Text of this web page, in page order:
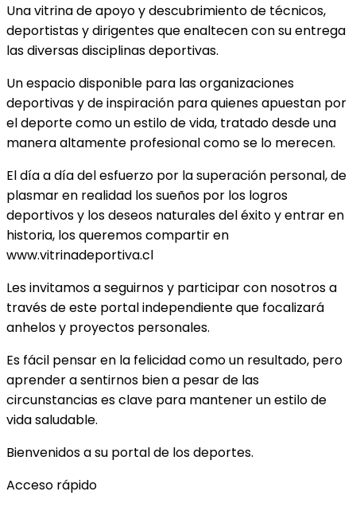
Una vitrina de apoyo y descubrimiento de técnicos,
deportistas y dirigentes que enaltecen con su entrega
las diversas disciplinas deportivas.
Un espacio disponible para las organizaciones
deportivas y de inspiración para quienes apuestan por
el deporte como un estilo de vida, tratado desde una
manera altamente profesional como se lo merecen.
El día a día del esfuerzo por la superación personal, de
plasmar en realidad los sueños por los logros
deportivos y los deseos naturales del éxito y entrar en
historia, los queremos compartir en
www.vitrinadeportiva.cl
Les invitamos a seguirnos y participar con nosotros a
través de este portal independiente que focalizará
anhelos y proyectos personales.
Es fácil pensar en la felicidad como un resultado, pero
aprender a sentirnos bien a pesar de las
circunstancias es clave para mantener un estilo de
vida saludable.
Bienvenidos a su portal de los deportes.
Acceso rápido